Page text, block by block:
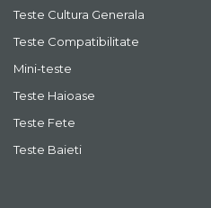
Teste Cultura Generala
Teste Compatibilitate
Mini-teste
Teste Haioase
Teste Fete
Teste Baieti